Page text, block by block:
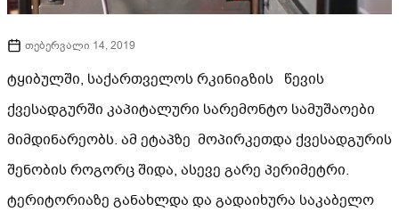
თებერვალი 14, 2019
ტყიბულში, საქართველოს რკინიგზის წევის
ქვესადგურში კაპიტალური სარემონტო სამუშაოები
მიმდინარეობს. ამ ეტაპზე მოპირკეთდა ქვესადგურის
შენობის როგორც შიდა, ასევე გარე პერიმეტრი.
ტერიტორიაზე განახლდა და გადაიხურა საკაბელო